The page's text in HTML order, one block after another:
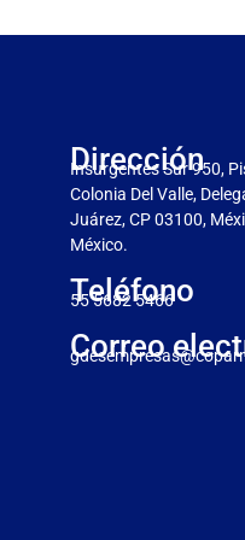
Dirección
Insurgentes Sur 950,
Colonia Del Valle,
Juárez, CP 03100,
México.
Teléfono
55 5682 5466
Correo